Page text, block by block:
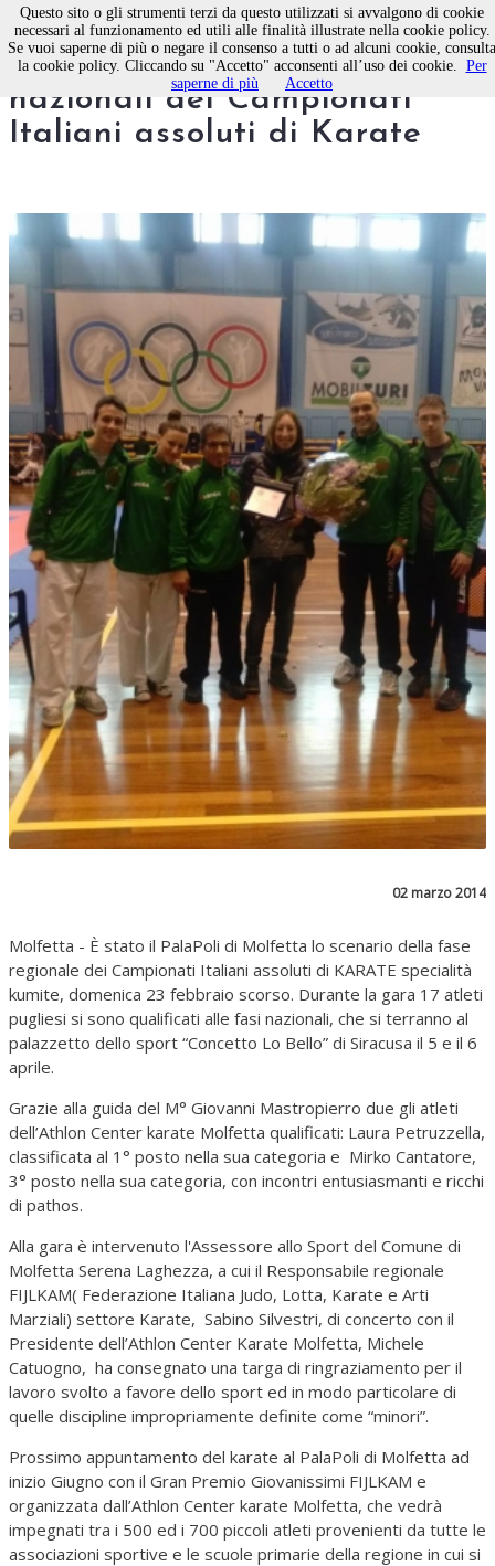
Molfetta, 17 pugliesi alle fasi
nazionali dei Campionati
Italiani assoluti di Karate
02 marzo 2014
Molfetta - È stato il PalaPoli di Molfetta lo scenario della fase
regionale dei Campionati Italiani assoluti di KARATE specialità
kumite, domenica 23 febbraio scorso. Durante la gara 17 atleti
pugliesi si sono qualificati alle fasi nazionali, che si terranno al
palazzetto dello sport “Concetto Lo Bello” di Siracusa il 5 e il 6
aprile.
Grazie alla guida del M° Giovanni Mastropierro due gli atleti
dell’Athlon Center karate Molfetta qualificati: Laura Petruzzella,
classificata al 1° posto nella sua categoria e Mirko Cantatore,
3° posto nella sua categoria, con incontri entusiasmanti e ricchi
di pathos.
Alla gara è intervenuto l'Assessore allo Sport del Comune di
Molfetta Serena Laghezza, a cui il Responsabile regionale
FIJLKAM( Federazione Italiana Judo, Lotta, Karate e Arti
Marziali) settore Karate, Sabino Silvestri, di concerto con il
Presidente dell’Athlon Center Karate Molfetta, Michele
Catuogno, ha consegnato una targa di ringraziamento per il
lavoro svolto a favore dello sport ed in modo particolare di
quelle discipline impropriamente definite come “minori”.
Prossimo appuntamento del karate al PalaPoli di Molfetta ad
inizio Giugno con il Gran Premio Giovanissimi FIJLKAM e
organizzata dall’Athlon Center karate Molfetta, che vedrà
impegnati tra i 500 ed i 700 piccoli atleti provenienti da tutte le
associazioni sportive e le scuole primarie della regione in cui si
Questo sito o gli strumenti terzi da questo utilizzati si avvalgono di cookie
necessari al funzionamento ed utili alle finalità illustrate nella cookie policy.
Se vuoi saperne di più o negare il consenso a tutti o ad alcuni cookie, consulta
la cookie policy. Cliccando su "Accetto" acconsenti all’uso dei cookie. Per
saperne di più
Accetto